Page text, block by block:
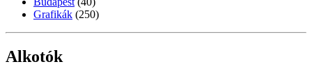
Grafikák (250)
Alkotók